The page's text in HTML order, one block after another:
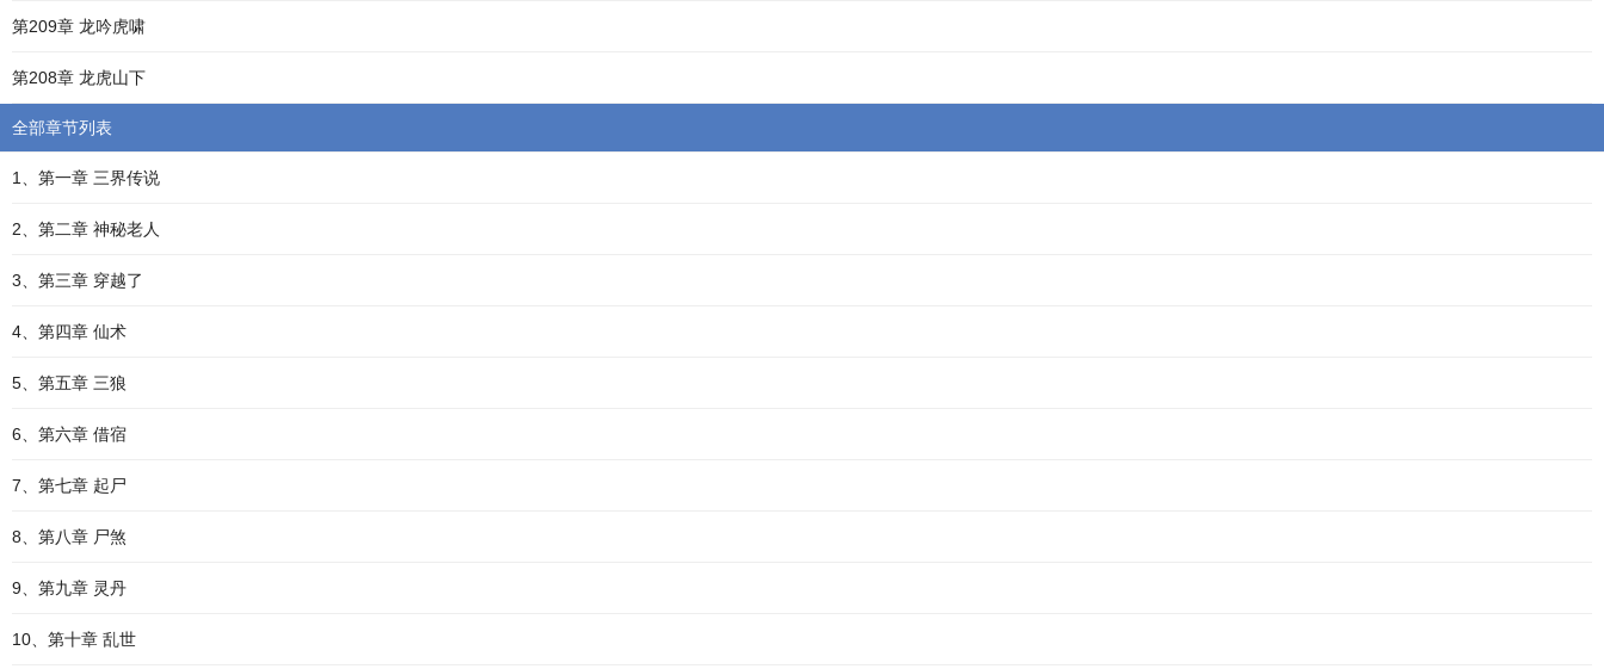
第209章 龙吟虎啸
第208章 龙虎山下
全部章节列表
1、第一章 三界传说
2、第二章 神秘老人
3、第三章 穿越了
4、第四章 仙术
5、第五章 三狼
6、第六章 借宿
7、第七章 起尸
8、第八章 尸煞
9、第九章 灵丹
10、第十章 乱世